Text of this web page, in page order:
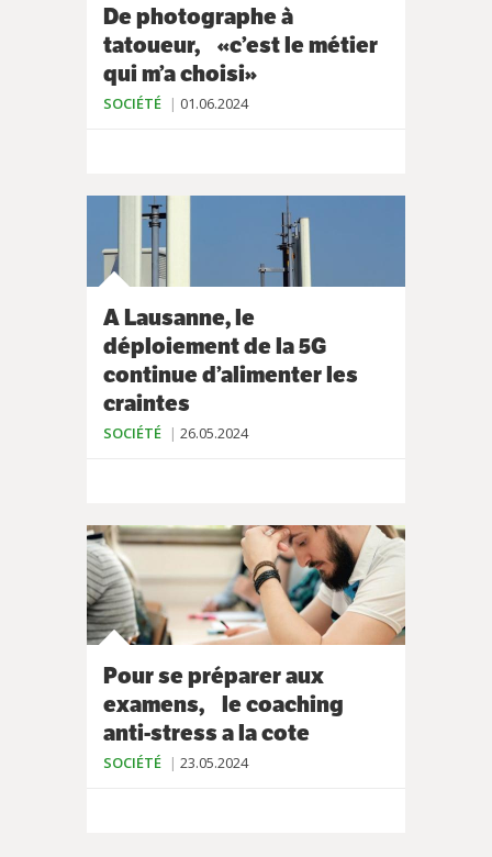
De photographe à
tatoueur, «c’est le métier
qui m’a choisi»
SOCIÉTÉ 01.06.2024
A Lausanne, le
déploiement de la 5G
continue d’alimenter les
craintes
SOCIÉTÉ 26.05.2024
Pour se préparer aux
examens, le coaching
anti-stress a la cote
SOCIÉTÉ 23.05.2024